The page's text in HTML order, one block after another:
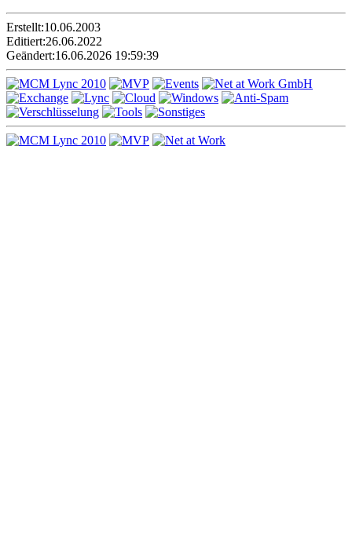
Erstellt:10.06.2003
Editiert:26.06.2022
Geändert:16.06.2026 19:59:39